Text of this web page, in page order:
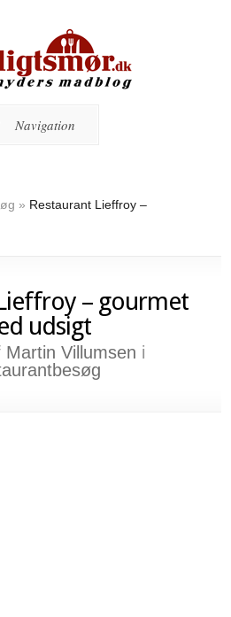
Navigation
» Restaurant Lieffroy –
– gourmet
udsigt
Martin Villumsen i